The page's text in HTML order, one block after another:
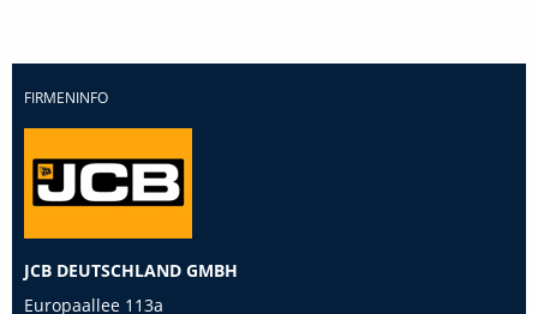
FIRMENINFO
JCB DEUTSCHLAND GMBH
Europaallee 113a